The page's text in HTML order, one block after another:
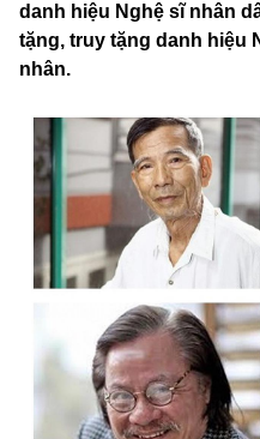
danh hiệu Nghệ sĩ nhân
tặng, truy tặng danh hiệu
nhân.